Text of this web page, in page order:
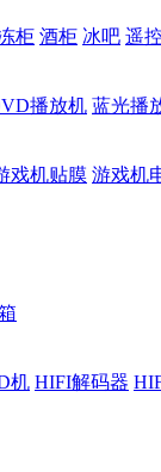
柜 酒柜 冰吧 遥
播放机 蓝光播
戏机贴膜 游戏机
机 HIFI解码器